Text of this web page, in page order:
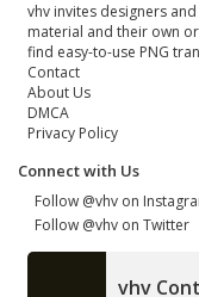
vhv invites designers
material and their own
find easy-to-use PNG
Contact
About Us
DMCA
Privacy Policy
Connect with Us
Follow @vhv on
Follow @vhv on Twitter
vhv